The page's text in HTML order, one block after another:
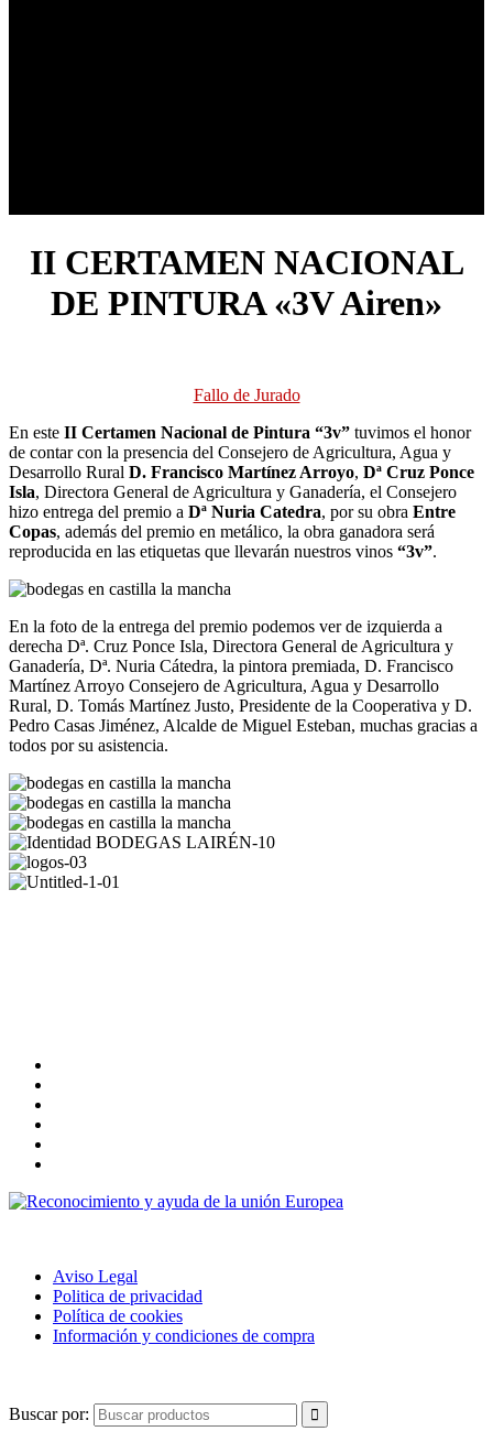
II CERTAMEN NACIONAL
DE PINTURA «3V Airen»
Fallo de Jurado
En este II Certamen Nacional de Pintura “3v” tuvimos el honor
de contar con la presencia del Consejero de Agricultura, Agua y
Desarrollo Rural D. Francisco Martínez Arroyo, Dª Cruz Ponce
Isla, Directora General de Agricultura y Ganadería, el Consejero
hizo entrega del premio a Dª Nuria Catedra, por su obra Entre
Copas, además del premio en metálico, la obra ganadora será
reproducida en las etiquetas que llevarán nuestros vinos “3v”.
En la foto de la entrega del premio podemos ver de izquierda a
derecha Dª. Cruz Ponce Isla, Directora General de Agricultura y
Ganadería, Dª. Nuria Cátedra, la pintora premiada, D. Francisco
Martínez Arroyo Consejero de Agricultura, Agua y Desarrollo
Rural, D. Tomás Martínez Justo, Presidente de la Cooperativa y D.
Pedro Casas Jiménez, Alcalde de Miguel Esteban, muchas gracias a
todos por su asistencia.
Aviso Legal
Politica de privacidad
Política de cookies
Información y condiciones de compra
Buscar por: